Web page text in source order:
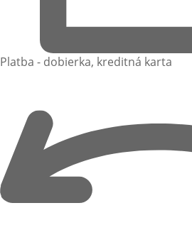
Platba - dobierka, kreditná karta